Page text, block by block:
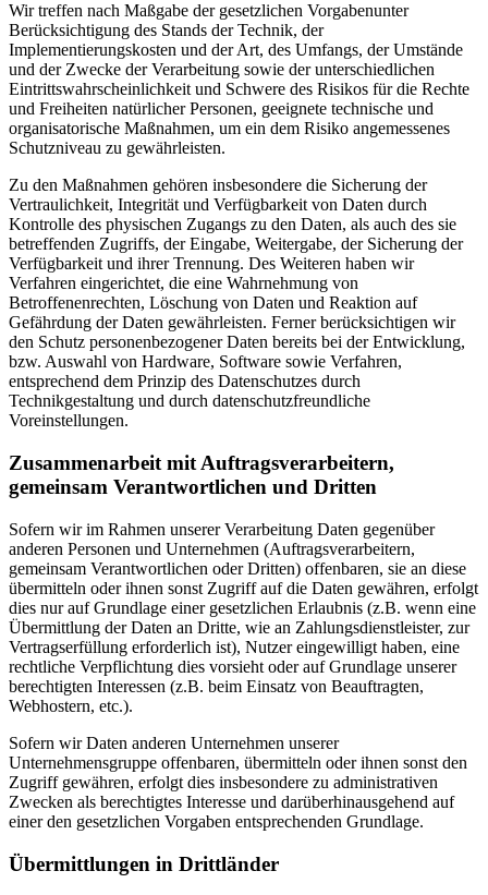
Wir treffen nach Maßgabe der gesetzlichen Vorgabenunter
Berücksichtigung des Stands der Technik, der
Implementierungskosten und der Art, des Umfangs, der Umstände
und der Zwecke der Verarbeitung sowie der unterschiedlichen
Eintrittswahrscheinlichkeit und Schwere des Risikos für die Rechte
und Freiheiten natürlicher Personen, geeignete technische und
organisatorische Maßnahmen, um ein dem Risiko angemessenes
Schutzniveau zu gewährleisten.
Zu den Maßnahmen gehören insbesondere die Sicherung der
Vertraulichkeit, Integrität und Verfügbarkeit von Daten durch
Kontrolle des physischen Zugangs zu den Daten, als auch des sie
betreffenden Zugriffs, der Eingabe, Weitergabe, der Sicherung der
Verfügbarkeit und ihrer Trennung. Des Weiteren haben wir
Verfahren eingerichtet, die eine Wahrnehmung von
Betroffenenrechten, Löschung von Daten und Reaktion auf
Gefährdung der Daten gewährleisten. Ferner berücksichtigen wir
den Schutz personenbezogener Daten bereits bei der Entwicklung,
bzw. Auswahl von Hardware, Software sowie Verfahren,
entsprechend dem Prinzip des Datenschutzes durch
Technikgestaltung und durch datenschutzfreundliche
Voreinstellungen.
Zusammenarbeit mit Auftragsverarbeitern,
gemeinsam Verantwortlichen und Dritten
Sofern wir im Rahmen unserer Verarbeitung Daten gegenüber
anderen Personen und Unternehmen (Auftragsverarbeitern,
gemeinsam Verantwortlichen oder Dritten) offenbaren, sie an diese
übermitteln oder ihnen sonst Zugriff auf die Daten gewähren, erfolgt
dies nur auf Grundlage einer gesetzlichen Erlaubnis (z.B. wenn eine
Übermittlung der Daten an Dritte, wie an Zahlungsdienstleister, zur
Vertragserfüllung erforderlich ist), Nutzer eingewilligt haben, eine
rechtliche Verpflichtung dies vorsieht oder auf Grundlage unserer
berechtigten Interessen (z.B. beim Einsatz von Beauftragten,
Webhostern, etc.).
Sofern wir Daten anderen Unternehmen unserer
Unternehmensgruppe offenbaren, übermitteln oder ihnen sonst den
Zugriff gewähren, erfolgt dies insbesondere zu administrativen
Zwecken als berechtigtes Interesse und darüberhinausgehend auf
einer den gesetzlichen Vorgaben entsprechenden Grundlage.
Übermittlungen in Drittländer